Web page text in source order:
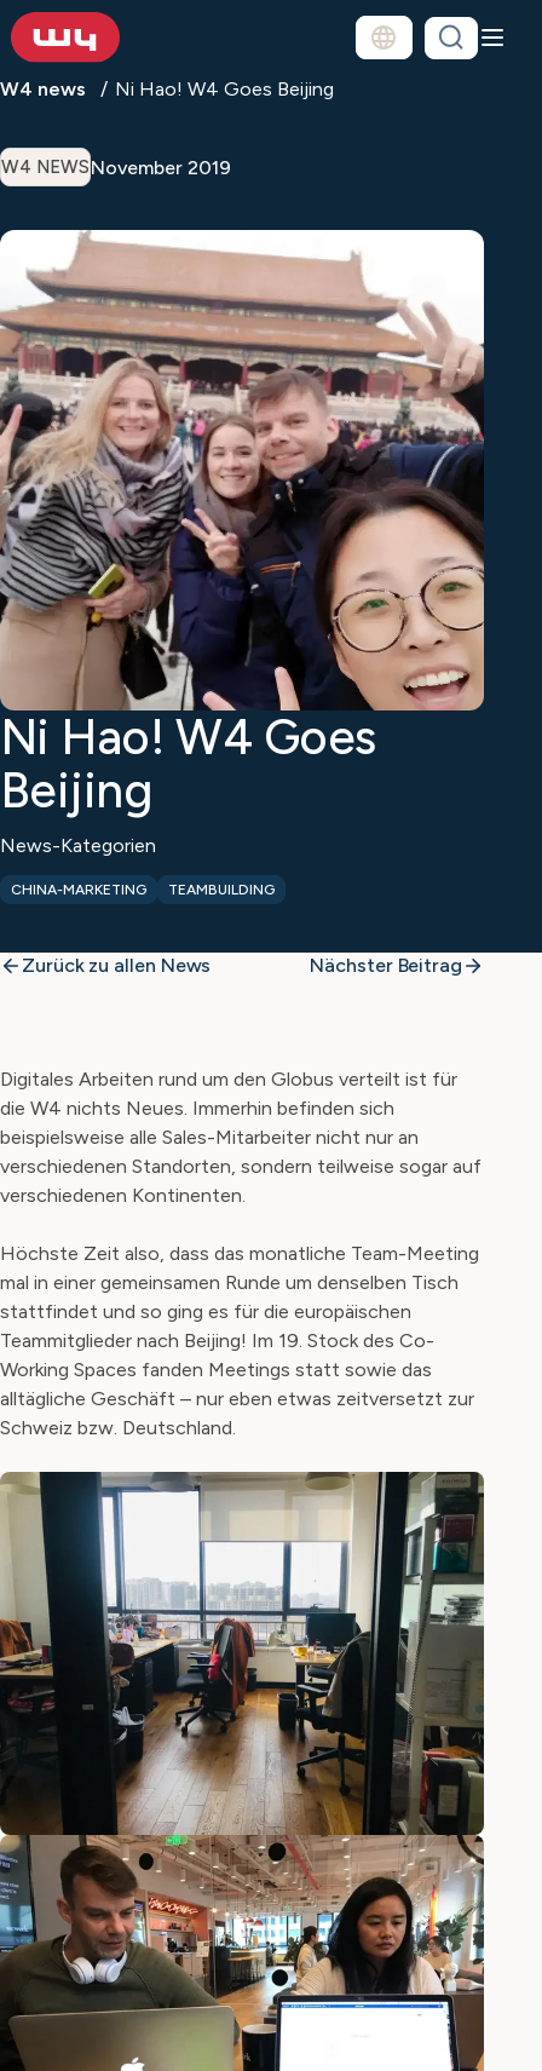
W4 news Ni Hao! W4 Goes Beijing
Ni Hao! W4 Goes
Beijing
News-Kategorien
CHINA-MARKETING TEAMBUILDING
W4 NEWSNovember 2019
Zurück zu allen News Nächster Beitrag
Digitales Arbeiten rund um den Globus verteilt ist für
die W4 nichts Neues. Immerhin befinden sich
beispielsweise alle Sales-Mitarbeiter nicht nur an
verschiedenen Standorten, sondern teilweise sogar auf
verschiedenen Kontinenten.
Höchste Zeit also, dass das monatliche Team-Meeting
mal in einer gemeinsamen Runde um denselben Tisch
stattfindet und so ging es für die europäischen
Teammitglieder nach Beijing! Im 19. Stock des Co-
Working Spaces fanden Meetings statt sowie das
alltägliche Geschäft – nur eben etwas zeitversetzt zur
Schweiz bzw. Deutschland.